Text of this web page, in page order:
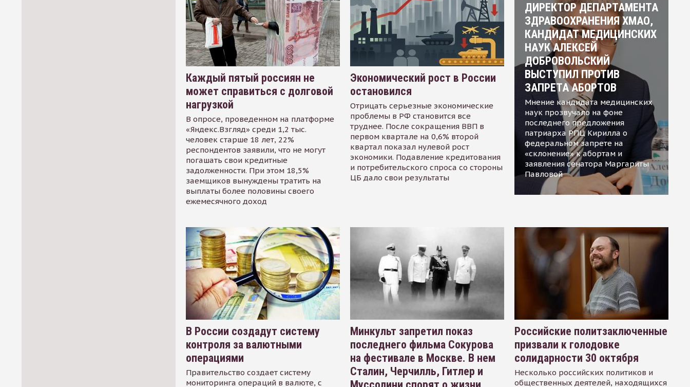
Каждый пятый россиян не
может справиться с долговой
нагрузкой
В опросе, проведенном на платформе
«Яндекс.Взгляд» среди 1,2 тыс.
человек старше 18 лет, 22%
респондентов заявили, что не могут
погашать свои кредитные
задолженности. При этом 18,5%
заемщиков вынуждены тратить на
выплаты более половины своего
ежемесячного доход
Экономический рост в России
остановился
Отрицать серьезные экономические
проблемы в РФ становится все
труднее. После сокращения ВВП в
первом квартале на 0,6% второй
квартал показал нулевой рост
экономики. Подавление кредитования
и потребительского спроса со стороны
ЦБ дало свои результаты
ДИРЕКТОР ДЕПАРТАМЕНТА
ЗДРАВООХРАНЕНИЯ ХМАО,
КАНДИДАТ МЕДИЦИНСКИХ
НАУК АЛЕКСЕЙ
ДОБРОВОЛЬСКИЙ
ВЫСТУПИЛ ПРОТИВ
ЗАПРЕТА АБОРТОВ
Мнение кандидата медицинских
наук прозвучало на фоне
последнего предложения
патриарха РПЦ Кирилла о
федеральном запрете на
«склонение» к абортам и
заявления сенатора Маргариты
Павловой
В России создадут систему
контроля за валютными
операциями
Правительство создает систему
мониторинга операций в валюте, с
Минкульт запретил показ
последнего фильма Сокурова
на фестивале в Москве. В нем
Сталин, Черчилль, Гитлер и
Российские политзаключенные
призвали к голодовке
солидарности 30 октября
Несколько российских политиков и
общественных деятелей, находящихся